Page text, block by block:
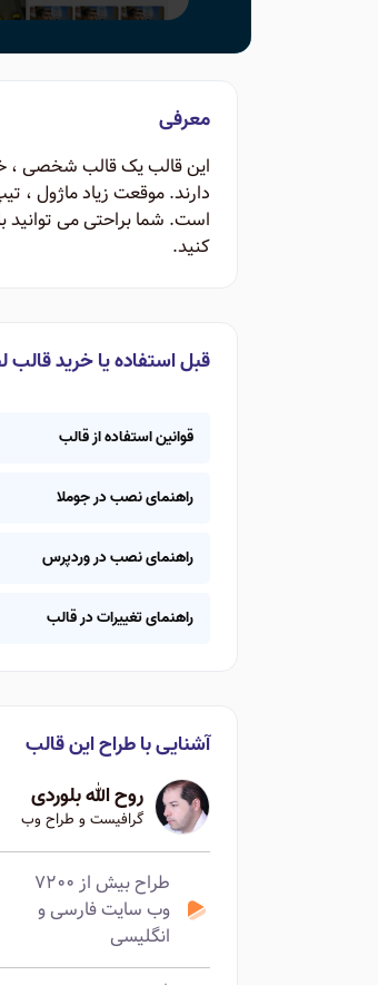
معرفی
این قالب یک قالب شخصی ،
دارند. موقعت زیاد ماژول ،
است. شما براحتی می توانید
کنید.
قبل استفاده یا خرید قالب
قوانین استفاده از قالب
راهنمای نصب در جوملا
راهنمای نصب در وردپرس
راهنمای تغییرات در قالب
آشنایی با طراح این قالب
روح الله بلوردی
گرافیست و طراح وب
طراح بیش از ۷۲۰۰
وب سایت فارسی و
انگلیسی